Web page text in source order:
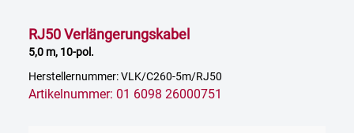
RJ50 Verlängerungskabel
5,0 m, 10-pol.
Herstellernummer: VLK/C260-5m/RJ50
Artikelnummer: 01 6098 26000751